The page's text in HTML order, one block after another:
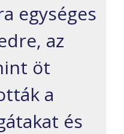
egységes
az
öt
a
és